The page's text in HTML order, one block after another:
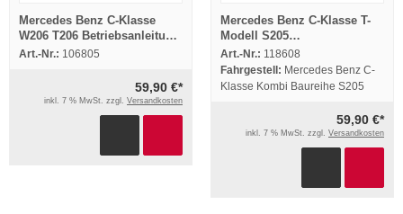
Mercedes Benz C-Klasse
W206 T206 Betriebsanleitung
Bordmappe 2012
Art.-Nr.: 106805
59,90 €*
inkl. 7 % MwSt. zzgl. Versandkosten
Mercedes Benz C-Klasse T-
Modell S205
Betriebsanleitung 2019
Bordbuch Deutsch
Art.-Nr.: 118608
Fahrgestell: Mercedes Benz C-
Klasse Kombi Baureihe S205
59,90 €*
inkl. 7 % MwSt. zzgl. Versandkosten